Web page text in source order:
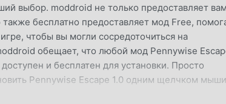
выбор. moddroid не только предоставляет вам
бесплатно предоставляет мод Free,
чтобы вы могли сосредоточиться на
обещает, что любой мод Pennywise
и бесплатен для установки. Просто
Pennywise Escape 1.0 одним щелчком